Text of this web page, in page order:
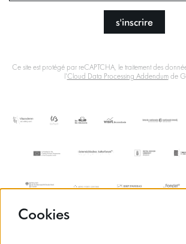
s'inscrire
Ce site est protégé par reCAPTCHA, le traitement des
l'Cloud Data Processing Addendumde
Cookies